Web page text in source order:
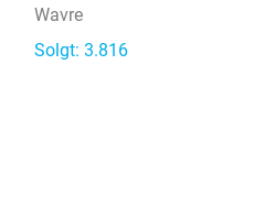
Wavre
Solgt: 3.816